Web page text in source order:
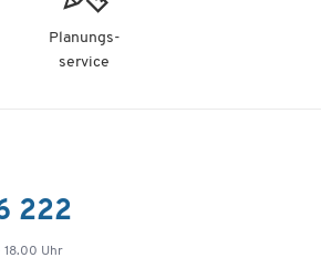
Planungs-
service
222
18.00 Uhr